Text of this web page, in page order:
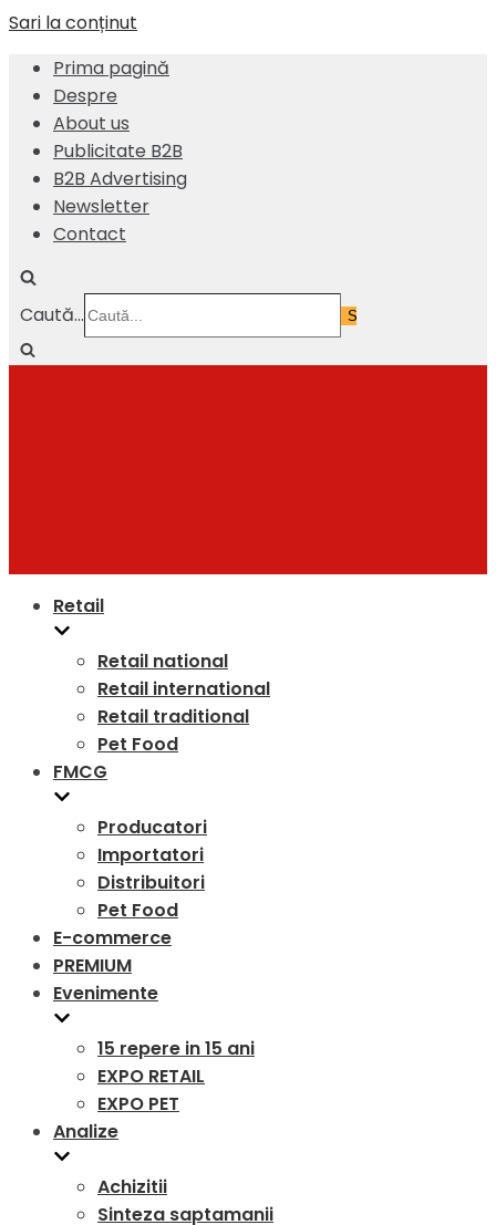
Sari la conținut
Prima pagină
Despre
About us
Publicitate B2B
B2B Advertising
Newsletter
Contact
Caută...
Retail
Retail national
Retail international
Retail traditional
Pet Food
FMCG
Producatori
Importatori
Distribuitori
Pet Food
E-commerce
PREMIUM
Evenimente
15 repere in 15 ani
EXPO RETAIL
EXPO PET
Analize
Achizitii
Sinteza saptamanii